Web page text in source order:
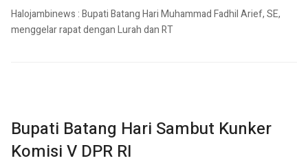
Halojambinews : Bupati Batang Hari Muhammad Fadhil Arief, SE,
menggelar rapat dengan Lurah dan RT
Bupati Batang Hari Sambut Kunker
Komisi V DPR RI